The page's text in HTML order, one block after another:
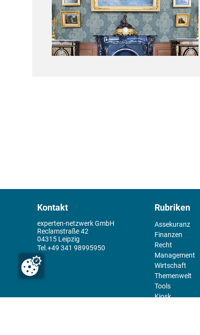
Kontakt
experten-netzwerk GmbH
Reclamstraße 42
04315 Leipzig
+49 341 98995950
Rubriken
Assekuranz
Finanzen
Recht
Management
Wirtschaft
Themenwelt
Tools
Kiosk